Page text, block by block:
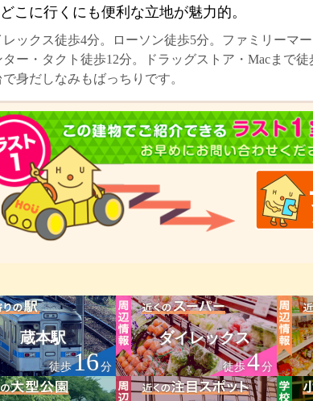
こに行くにも便利な立地が魅力的。
ックス徒歩4分。ローソン徒歩5分。ファミリーマ
ター・タクト徒歩12分。ドラッグストア・Macまで
身だしなみもばっちりです。
蔵本駅
徒歩16分
ダイレックス
徒歩4分